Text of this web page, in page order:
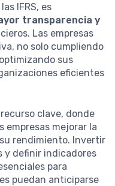
IFRS, es
transparencia y
Las empresas
no solo cumpliendo
sus
eficientes
clave, donde
empresas mejorar la
rendimiento. Invertir
y definir indicadores
para
puedan anticiparse